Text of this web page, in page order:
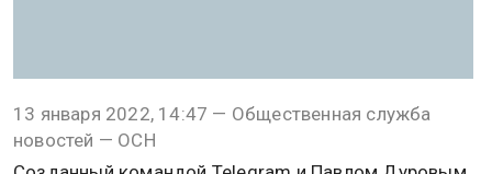
13 января 2022, 14:47 — Общественная служба
новостей — ОСН